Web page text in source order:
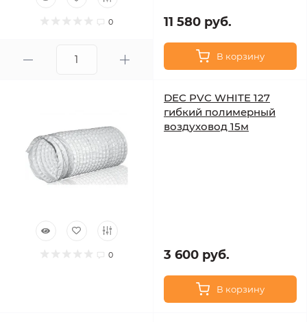
0 11 580 руб.
В корзину
0
DEC PVC WHITE 127
гибкий полимерный
воздуховод 15м
3 600 руб.
В корзину